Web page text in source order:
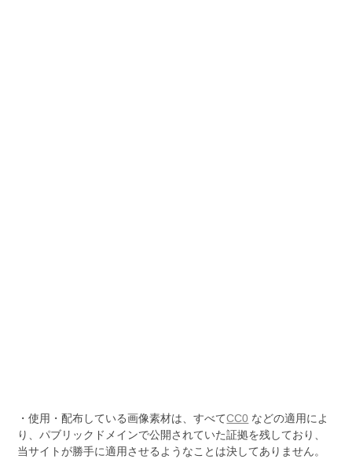
・使用・配布している画像素材は、すべてCC0 などの適用によ
り、パブリックドメインで公開されていた証拠を残しており、
当サイトが勝手に適用させるようなことは決してありません。